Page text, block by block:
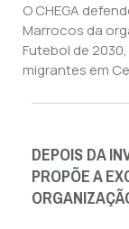
O CHEGA
Marrocos da
Futebol de
migrantes em
DEPOIS DA
PROPÕE A